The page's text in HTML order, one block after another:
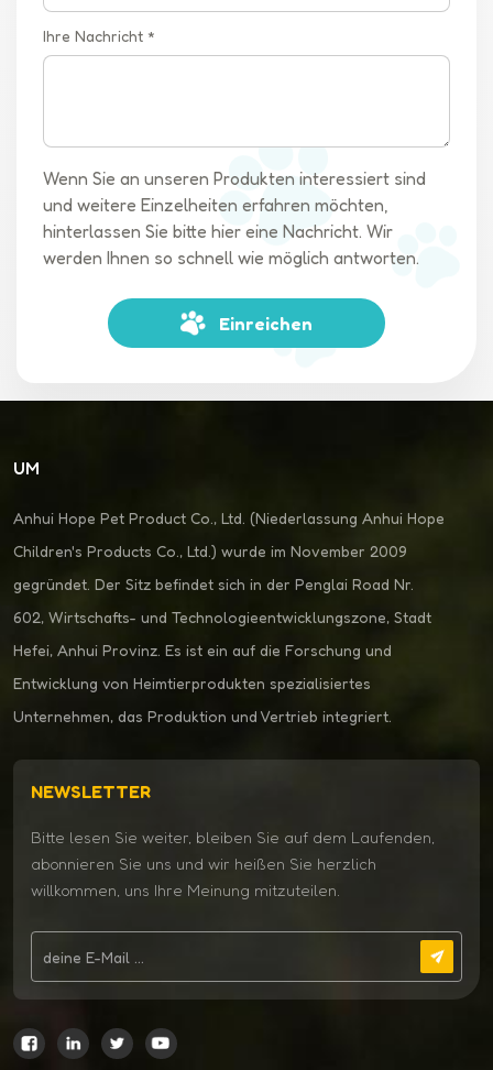
Ihre Nachricht *
Wenn Sie an unseren Produkten interessiert sind
und weitere Einzelheiten erfahren möchten,
hinterlassen Sie bitte hier eine Nachricht. Wir
werden Ihnen so schnell wie möglich antworten.
Einreichen
UM
Anhui Hope Pet Product Co., Ltd. (Niederlassung Anhui Hope
Children's Products Co., Ltd.) wurde im November 2009
gegründet. Der Sitz befindet sich in der Penglai Road Nr.
602, Wirtschafts- und Technologieentwicklungszone, Stadt
Hefei, Anhui Provinz. Es ist ein auf die Forschung und
Entwicklung von Heimtierprodukten spezialisiertes
Unternehmen, das Produktion und Vertrieb integriert.
NEWSLETTER
Bitte lesen Sie weiter, bleiben Sie auf dem Laufenden,
abonnieren Sie uns und wir heißen Sie herzlich
willkommen, uns Ihre Meinung mitzuteilen.